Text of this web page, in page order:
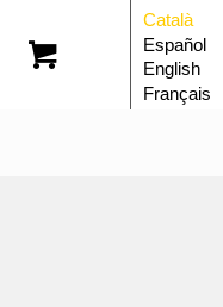
Català
Español
English
Français